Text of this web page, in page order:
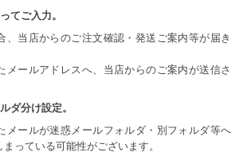
てご入力。
、当店からのご注文確認・発送ご案内等が届き
メールアドレスへ、当店からのご案内が送信さ
ダ分け設定。
メールが迷惑メールフォルダ・別フォルダ等へ
っている可能性がございます。